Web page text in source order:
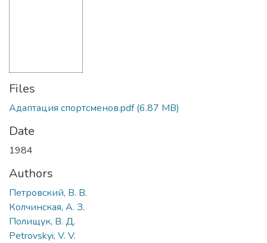
Files
Адаптация спортсменов.pdf(6.87 MB)
Date
1984
Authors
Петровский, В. В.
Колчинская, А. З.
Полищук, В. Д.
Petrovskyi, V. V.